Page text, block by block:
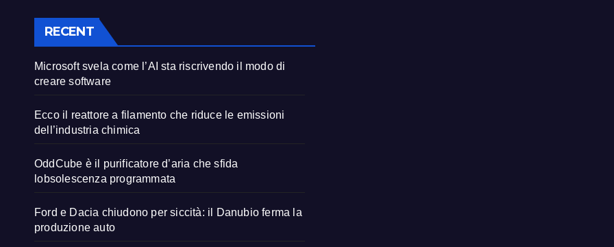
RECENT
Microsoft svela come l’AI sta riscrivendo il modo di
creare software
Ecco il reattore a filamento che riduce le emissioni
dell’industria chimica
OddCube è il purificatore d’aria che sfida
lobsolescenza programmata
Ford e Dacia chiudono per siccità: il Danubio ferma la
produzione auto